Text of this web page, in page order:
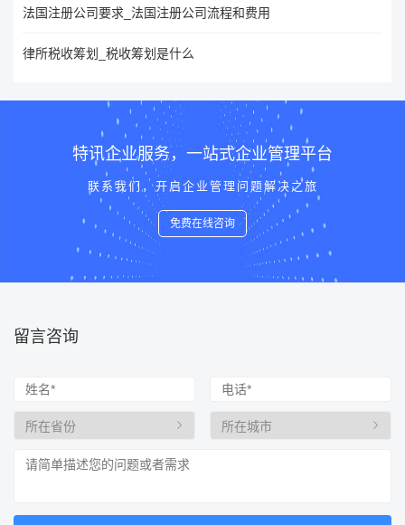
法国注册公司要求_法国注册公司流程和费用
律所税收筹划_税收筹划是什么
特讯企业服务，一站式企业管理平台
联系我们，开启企业管理问题解决之旅
免费在线咨询
留言咨询